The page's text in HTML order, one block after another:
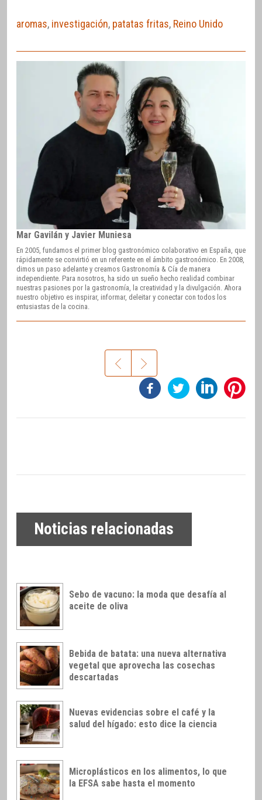
aromas, investigación, patatas fritas, Reino Unido
Mar Gavilán y Javier Muniesa
En 2005, fundamos el primer blog gastronómico colaborativo en España, que
rápidamente se convirtió en un referente en el ámbito gastronómico. En 2008,
dimos un paso adelante y creamos Gastronomía & Cía de manera
independiente. Para nosotros, ha sido un sueño hecho realidad combinar
nuestras pasiones por la gastronomía, la creatividad y la divulgación. Ahora
nuestro objetivo es inspirar, informar, deleitar y conectar con todos los
entusiastas de la cocina.
Noticias relacionadas
Sebo de vacuno: la moda que desafía al
aceite de oliva
Bebida de batata: una nueva alternativa
vegetal que aprovecha las cosechas
descartadas
Nuevas evidencias sobre el café y la
salud del hígado: esto dice la ciencia
Microplásticos en los alimentos, lo que
la EFSA sabe hasta el momento